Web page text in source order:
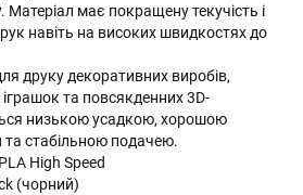
Матеріал має покращену текучість і
навіть на високих швидкостях до
друку декоративних виробів,
іграшок та повсякденних 3D-
низькою усадкою, хорошою
стабільною подачею.
High Speed
(чорний)